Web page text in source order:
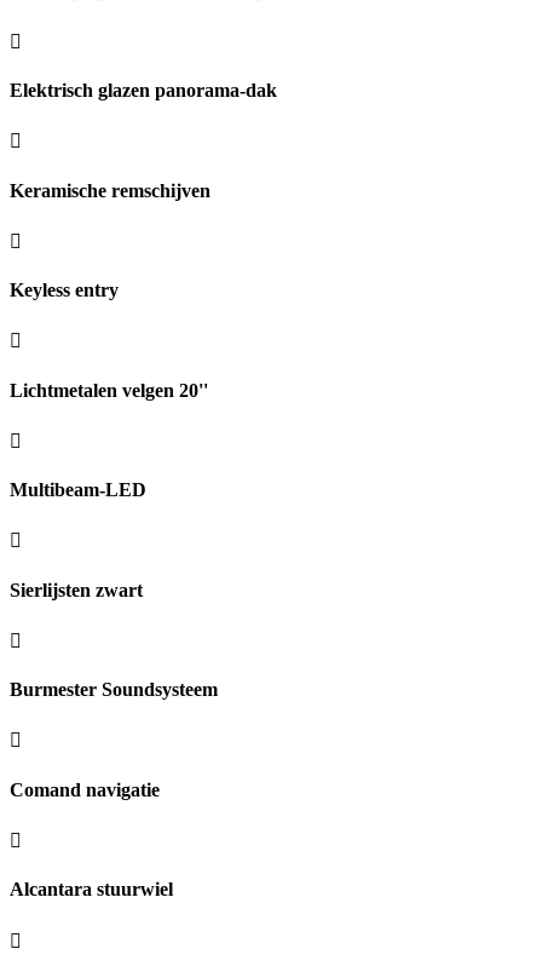
Elektrisch glazen panorama-dak
Keramische remschijven
Keyless entry
Lichtmetalen velgen 20''
Multibeam-LED
Sierlijsten zwart
Burmester Soundsysteem
Comand navigatie
Alcantara stuurwiel